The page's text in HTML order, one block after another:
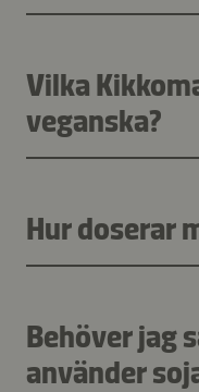
Vilka
veganska?
Hur doserar
Behöver jag
använder